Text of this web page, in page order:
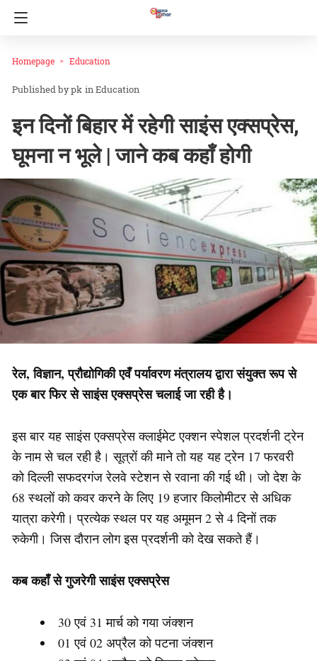
Homepage Education
pk inEducation
इन दिनों बिहार में रहेगी साइंस एक्सप्रेस,
घूमना न भूले | जाने कब कहाँ होगी
रेल, विज्ञान, प्रौद्योगिकी एवँ पर्यावरण मंत्रालय द्वारा संयुक्त रूप से
एक बार फिर से साइंस एक्सप्रेस चलाई जा रही है।
इस बार यह साइंस एक्सप्रेस क्लाईमेट एक्शन स्पेशल प्रदर्शनी ट्रेन
के नाम से चल रही है। सूत्रों की माने तो यह यह ट्रेन 17 फरवरी
को दिल्ली सफदरगंज रेलवे स्टेशन से रवाना की गई थी। जो देश के
68 स्थलों को कवर करने के लिए 19 हजार किलोमीटर से अधिक
यात्रा करेगी। प्रत्येक स्थल पर यह अमूमन 2 से 4 दिनों तक
रुकेगी। जिस दौरान लोग इस प्रदर्शनी को देख सकते हैं।
कब कहाँ से गुजरेगी साइंस एक्सप्रेस
30 एवं 31 मार्च को गया जंक्शन
01 एवं 02 अप्रैल को पटना जंक्शन